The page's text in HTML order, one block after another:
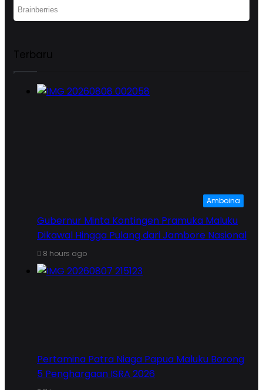
Terbaru
Amboina
Gubernur Minta Kontingen Pramuka Maluku
Dikawal Hingga Pulang dari Jambore Nasional
8 hours ago
Pertamina Patra Niaga Papua Maluku Borong
5 Penghargaan ISRA 2026